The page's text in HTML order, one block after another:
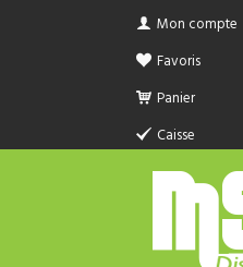
Mon compte
Favoris
Panier
Caisse